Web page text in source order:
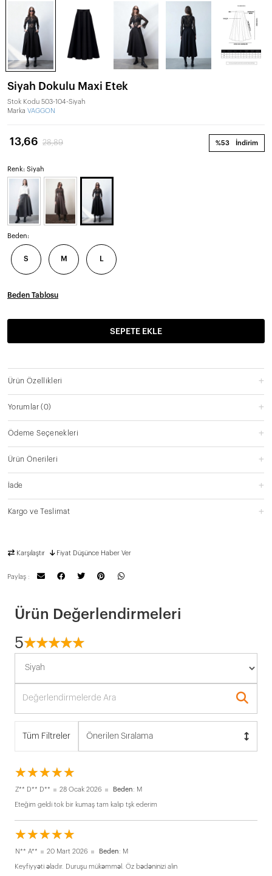
Siyah Dokulu Maxi Etek
Stok Kodu 503-104-Siyah
Marka VAGGON
%53 İndirim
13,66 28,89
Renk: Siyah
Beden:
S M L
Beden Tablosu
SEPETE EKLE
Ürün Özellikleri
Yorumlar(0)
Ödeme Seçenekleri
Ürün Önerileri
İade
Kargo ve Teslimat
Karşılaştır Fiyat Düşünce Haber Ver
Paylaş :
Ürün Değerlendirmeleri
5☆☆☆☆☆
★★★★★
Tüm Filtreler Önerilen Sıralama
☆☆☆☆☆
★★★★★
Z** D** D** 28 Ocak 2026 Beden: M
Eteğim geldi tok bir kumaş tam kalıp tşk ederim
☆☆☆☆☆
★★★★★
N** A** 20 Mart 2026 Beden: M
Keyfiyyəti əladır. Duruşu mükəmməl. Öz bədəninizi alın